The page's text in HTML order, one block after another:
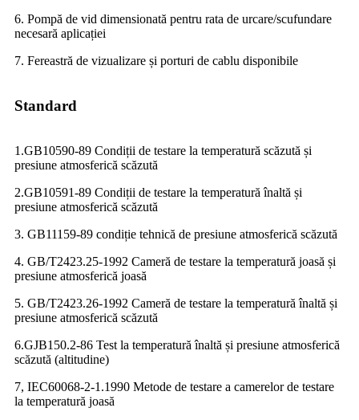
6. Pompă de vid dimensionată pentru rata de urcare/scufundare
necesară aplicației
7. Fereastră de vizualizare și porturi de cablu disponibile
Standard
1.GB10590-89 Condiții de testare la temperatură scăzută și
presiune atmosferică scăzută
2.GB10591-89 Condiții de testare la temperatură înaltă și
presiune atmosferică scăzută
3. GB11159-89 condiție tehnică de presiune atmosferică scăzută
4. GB/T2423.25-1992 Cameră de testare la temperatură joasă și
presiune atmosferică joasă
5. GB/T2423.26-1992 Cameră de testare la temperatură înaltă și
presiune atmosferică scăzută
6.GJB150.2-86 Test la temperatură înaltă și presiune atmosferică
scăzută (altitudine)
7, IEC60068-2-1.1990 Metode de testare a camerelor de testare
la temperatură joasă